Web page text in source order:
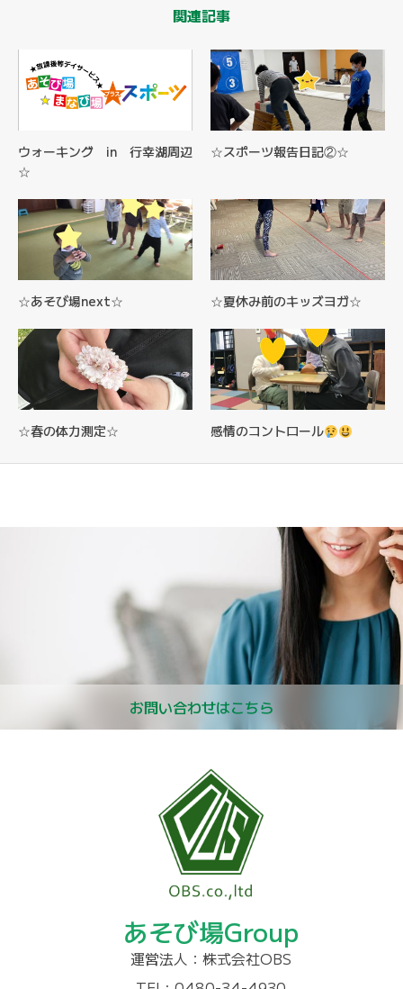
関連記事
ウォーキング in 行幸湖周辺
☆
☆スポーツ報告日記②☆
☆あそび場next☆ ☆夏休み前のキッズヨガ☆
☆春の体力測定☆ 感情のコントロール
お問い合わせはこちら
あそび場Group
運営法人：株式会社OBS